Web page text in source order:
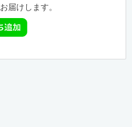
届けします。